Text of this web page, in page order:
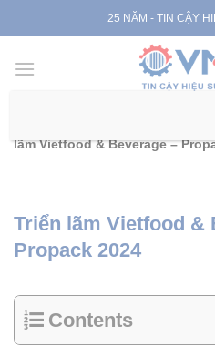
to
25 NĂM - TIN CẬY
lãm Vietfood & Beverage –
Triển lãm Vietfood &
Propack 2024
Contents